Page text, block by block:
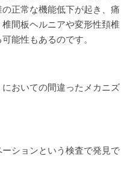
正常な機能低下が起き、痛
間板ヘルニアや変形性頚椎
能性もあるのです。
おいての間違ったメカニズ
ションという検査で発見で